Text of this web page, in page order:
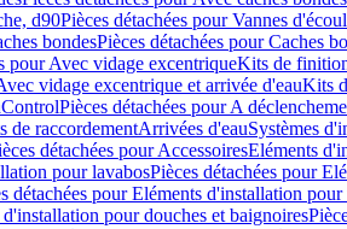
d90Pièces détachées pour Vannes
bondesPièces détachées pour Caches
pour Avec vidage excentriqueKits de
vidage excentrique et arrivée d'eauKits
Pièces détachées pour A
de raccordementArrivées d'eauSystèmes
détachées pour AccessoiresEléments
pour lavabosPièces détachées pour
détachées pour Eléments d'installation
pour douches et baignoires